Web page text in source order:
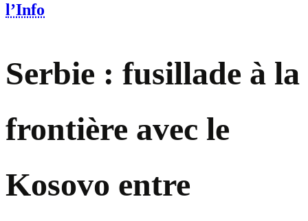
l’Info
Serbie : fusillade à la
frontière avec le
Kosovo entre